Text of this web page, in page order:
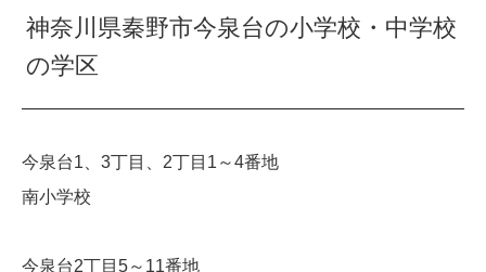
神奈川県秦野市今泉台の小学校・中学校
の学区
今泉台1、3丁目、2丁目1～4番地
南小学校
今泉台2丁目5～11番地